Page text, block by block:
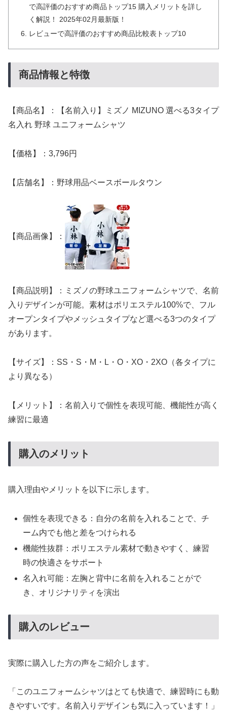
で高評価のおすすめ商品トップ15 購入メリットを詳し
く解説！ 2025年02月最新版！
レビューで高評価のおすすめ商品比較表トップ10
商品情報と特徴
【商品名】：【名前入り】ミズノ MIZUNO 選べる3タイプ
名入れ 野球 ユニフォームシャツ
【価格】：3,796円
【店舗名】：野球用品ベースボールタウン
【商品画像】：
【商品説明】：ミズノの野球ユニフォームシャツで、名前
入りデザインが可能。素材はポリエステル100%で、フル
オープンタイプやメッシュタイプなど選べる3つのタイプ
があります。
【サイズ】：SS・S・M・L・O・XO・2XO（各タイプに
より異なる）
【メリット】：名前入りで個性を表現可能、機能性が高く
練習に最適
購入のメリット
購入理由やメリットを以下に示します。
個性を表現できる：自分の名前を入れることで、チ
ーム内でも他と差をつけられる
機能性抜群：ポリエステル素材で動きやすく、練習
時の快適さをサポート
名入れ可能：左胸と背中に名前を入れることがで
き、オリジナリティを演出
購入のレビュー
実際に購入した方の声をご紹介します。
「このユニフォームシャツはとても快適で、練習時にも動
きやすいです。名前入りデザインも気に入っています！」